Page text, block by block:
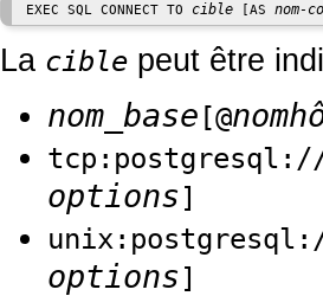
EXEC SQL CONNECT TO cible AS nom-
La cible peut être
nom_base [@
options ]
options ]